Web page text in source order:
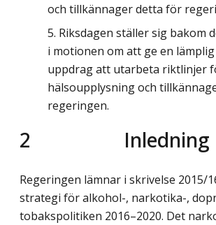
och tillkännager detta för
Riksdagen ställer sig bakom
i motionen om att ge en
uppdrag att utarbeta riktlinjer
hälsoupplysning och
regeringen.
2 Inledning
Regeringen lämnar i skrivelse 2015/
strategi för alkohol-, narkotika-,
tobakspolitiken 2016–2020. Det